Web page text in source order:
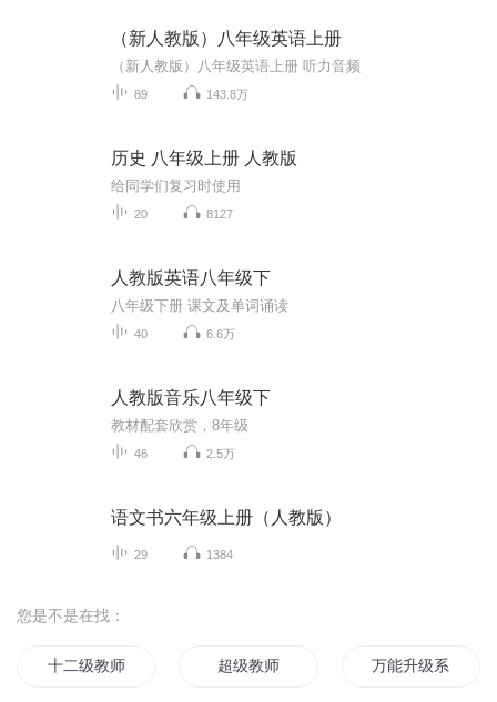
（新人教版）八年级英语上册
（新人教版）八年级英语上册 听力音频
89 143.8万
历史 八年级上册 人教版
给同学们复习时使用
20 8127
人教版英语八年级下
八年级下册 课文及单词诵读
40 6.6万
人教版音乐八年级下
教材配套欣赏，8年级
46 2.5万
语文书六年级上册（人教版）
29 1384
您是不是在找：
十二级教师 超级教师 万能升级系统第